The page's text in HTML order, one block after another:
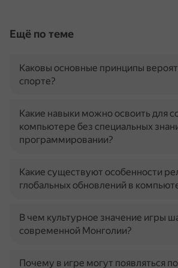
Ещё по теме
Каковы основные принципы
спорте?
Какие навыки можно освоить для
компьютере без специальных
программировании?
Какие существуют особенности
глобальных обновлений в
В чем культурное значение игры
современной Монголии?
Почему в игре могут появляться